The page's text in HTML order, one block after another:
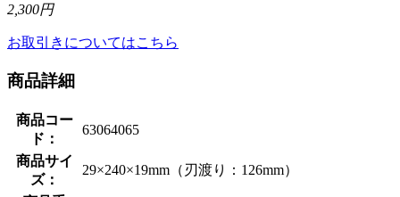
2,300円
お取引きについてはこちら
商品詳細
商品コー
ド：
63064065
商品サイ
ズ：
29×240×19mm（刃渡り：126mm）